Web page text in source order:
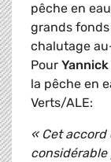
pêche en
grands
chalutage
Pour Yannick
la pêche en
Verts/ALE:
« Cet